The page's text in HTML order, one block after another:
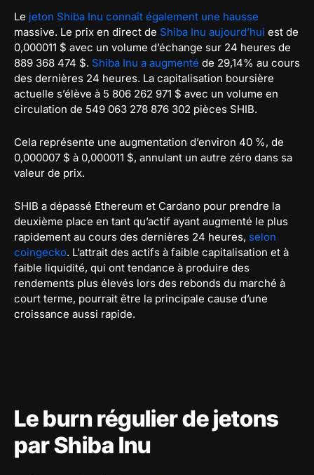
Le jeton Shiba Inu connaît également une hausse
massive. Le prix en direct de Shiba Inu aujourd’hui est de
0,000011 $ avec un volume d’échange sur 24 heures de
889 368 474 $. Shiba Inu a augmenté de 29,14% au cours
des dernières 24 heures. La capitalisation boursière
actuelle s’élève à 5 806 262 971 $ avec un volume en
circulation de 549 063 278 876 302 pièces SHIB.
Cela représente une augmentation d’environ 40 %, de
0,000007 $ à 0,000011 $, annulant un autre zéro dans sa
valeur de prix.
SHIB a dépassé Ethereum et Cardano pour prendre la
deuxième place en tant qu’actif ayant augmenté le plus
rapidement au cours des dernières 24 heures, selon
coingecko. L’attrait des actifs à faible capitalisation et à
faible liquidité, qui ont tendance à produire des
rendements plus élevés lors des rebonds du marché à
court terme, pourrait être la principale cause d’une
croissance aussi rapide.
Le burn régulier de jetons
par Shiba Inu